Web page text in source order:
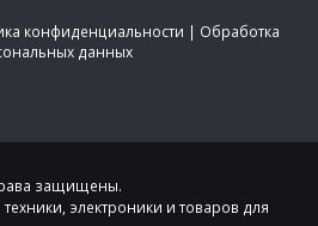
конфиденциальности | Обработка
данных
защищены.
электроники и товаров для